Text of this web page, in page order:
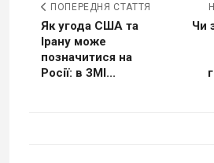
ПОПЕРЕДНЯ СТАТТЯ
Як угода США та
Ірану може
позначитися на
Росії: в ЗМІ...
Чи